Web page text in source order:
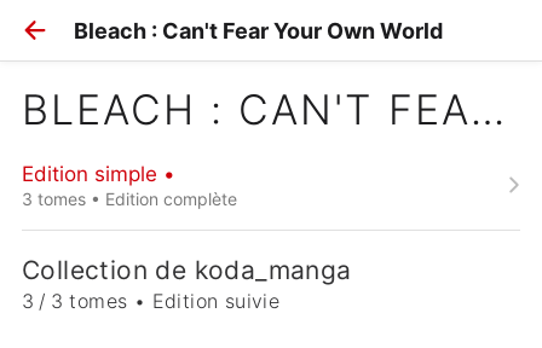
Bleach : Can't Fear Your Own World
BLEACH : CAN'T FEAR YOUR OWN WORLD
Edition simple •
3 tomes • Edition complète
Collection de koda_manga
3 / 3 tomes • Edition suivie